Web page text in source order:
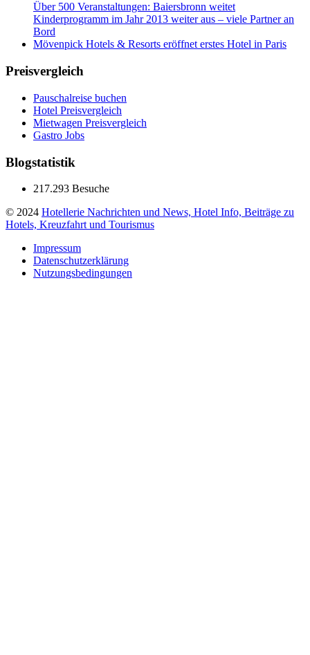
Über 500 Veranstaltungen: Baiersbronn weitet
Kinderprogramm im Jahr 2013 weiter aus – viele Partner an
Bord
Mövenpick Hotels & Resorts eröffnet erstes Hotel in Paris
Preisvergleich
Pauschalreise buchen
Hotel Preisvergleich
Mietwagen Preisvergleich
Gastro Jobs
Blogstatistik
217.293 Besuche
© 2024 Hotellerie Nachrichten und News, Hotel Info, Beiträge zu
Hotels, Kreuzfahrt und Tourismus
Impressum
Datenschutzerklärung
Nutzungsbedingungen